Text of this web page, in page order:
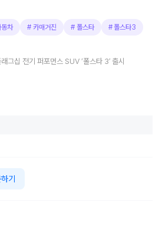
동차 # 카매거진 # 폴스타 # 폴스타3
그십 전기 퍼포먼스 SUV ‘폴스타 3’ 출시
기